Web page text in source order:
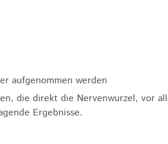
aufgenommen werden
die direkt die Nervenwurzel, vor
Ergebnisse.